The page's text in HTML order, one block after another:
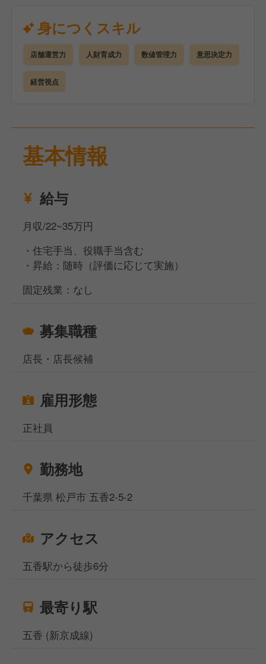
アルバイト・社員の育成、チームづくり
シフト作成、人員配置、人件費コントロール
売上・原価・利益など数値管理
発注・在庫・衛生・品質管理
サービス改善・業務改善の企画と実行
決められた運営をこなすだけでなく、自分の色を出し
た店舗づくりに挑戦できる環境です。
合があります。
身につくスキル
店舗運営力 人財育成力 数値管理力 意思決定力
経営視点
基本情報
給与
月収/22~35万円
・住宅手当、役職手当含む
・昇給：随時（評価に応じて実施）
固定残業：なし
募集職種
店長・店長候補
雇用形態
正社員
勤務地
千葉県 松戸市 五香2-5-2
アクセス
五香駅から徒歩6分
最寄り駅
五香 (新京成線)